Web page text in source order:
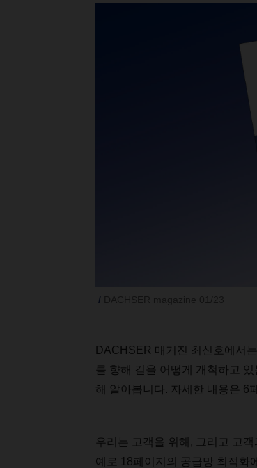
DACHSER 매거진 최신호에서는
를 향해 길을 어떻게 개척하고 있
해 알아봅니다. 자세한 내용은 6
우리는 고객을 위해 , 그리고 고객
예로 18페이지의 공급망 최적화에